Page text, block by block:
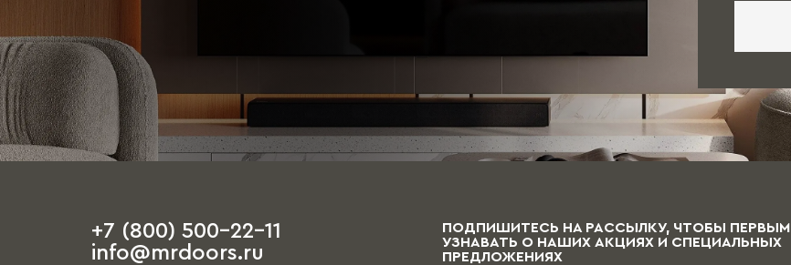
+7 (800) 500-22-11
info@mrdoors.ru
ПОДПИШИТЕСЬ НА РАССЫЛКУ, ЧТОБЫ ПЕРВЫМ
УЗНАВАТЬ О НАШИХ АКЦИЯХ И СПЕЦИАЛЬНЫХ
ПРЕДЛОЖЕНИЯХ